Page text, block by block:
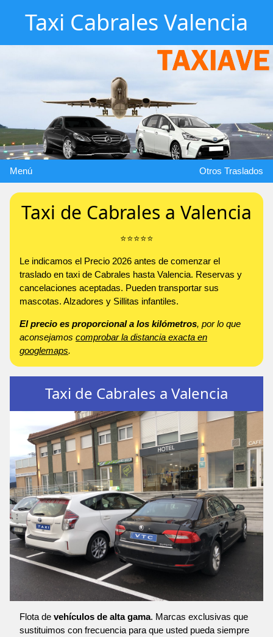
Taxi Cabrales Valencia
Menú Otros Traslados
Taxi de Cabrales a Valencia
⭐️⭐️⭐️⭐️⭐️
Le indicamos el Precio 2026 antes de comenzar el
traslado en taxi de Cabrales hasta Valencia. Reservas y
cancelaciones aceptadas. Pueden transportar sus
mascotas. Alzadores y Sillitas infantiles.
El precio es proporcional a los kilómetros, por lo que
aconsejamos comprobar la distancia exacta en
googlemaps.
Taxi de Cabrales a Valencia
Flota de vehículos de alta gama. Marcas exclusivas que
sustituimos con frecuencia para que usted pueda siempre